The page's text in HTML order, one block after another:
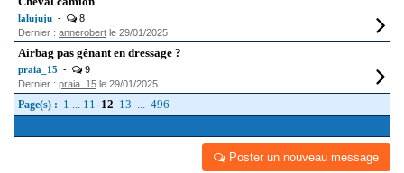
lalujuju -
8
Dernier : annerobert le 29/01/2025
Airbag pas gênant en dressage ?
praia_15 -
9
Dernier : praia_15 le 29/01/2025
Page(s) : 1 ... 11 12 13 ... 496
Poster un nouveau message